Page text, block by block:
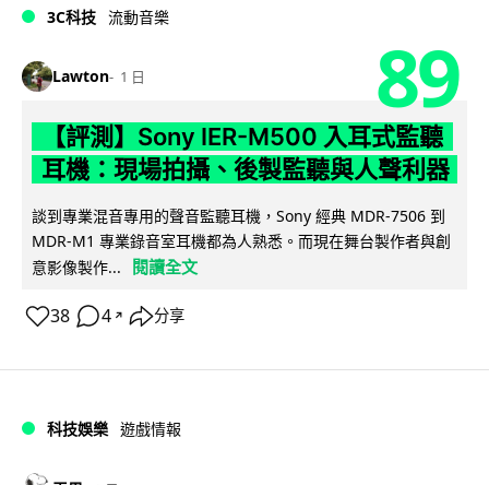
3C科技 流動音樂
Lawton 1 日 89
【評測】Sony IER-M500 入耳式監聽
耳機：現場拍攝、後製監聽與人聲利器
談到專業混音專用的聲音監聽耳機，Sony 經典 MDR-7506 到
MDR-M1 專業錄音室耳機都為人熟悉。而現在舞台製作者與創
意影像製作...
閱讀全文
38 4 ↗ 分享
科技娛樂 遊戲情報